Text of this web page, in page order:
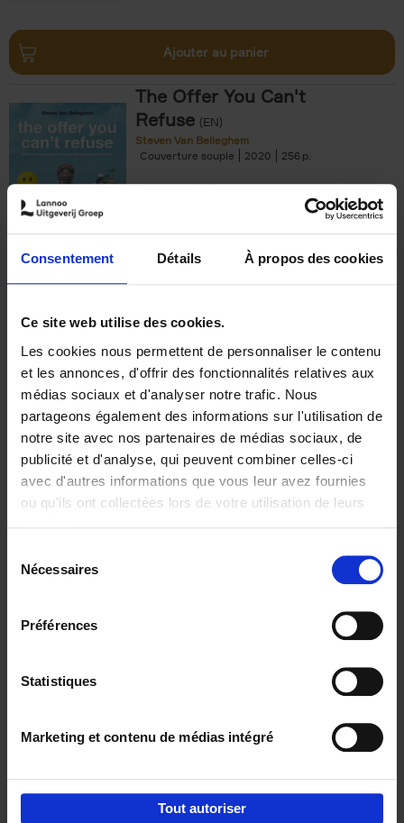
Consentement Détails À propos des cookies
Ce site web utilise des cookies.
Les cookies nous permettent de personnaliser le contenu
et les annonces, d'offrir des fonctionnalités relatives aux
médias sociaux et d'analyser notre trafic. Nous
partageons également des informations sur l'utilisation de
notre site avec nos partenaires de médias sociaux, de
publicité et d'analyse, qui peuvent combiner celles-ci
avec d'autres informations que vous leur avez fournies
ou qu'ils ont collectées lors de votre utilisation de leurs
Nécessaires
Préférences
Statistiques
Marketing et contenu de médias intégré
Tout autoriser
Ajouter au panier
The Offer You Can't
Refuse (EN)
Steven Van Belleghem
Couverture souple
2020 256
€37,50
Building Bonds = Building
Business
Jochen Roef Jozefien De Feyter
Carolien Boom
Couverture souple
2025 200
€29,99
Digital marketing like a PRO -
completely revised edition (EN)